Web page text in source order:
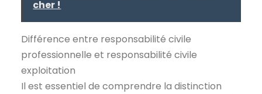
cher !
Différence entre responsabilité civile
professionnelle et responsabilité civile
exploitation
Il est essentiel de comprendre la distinction